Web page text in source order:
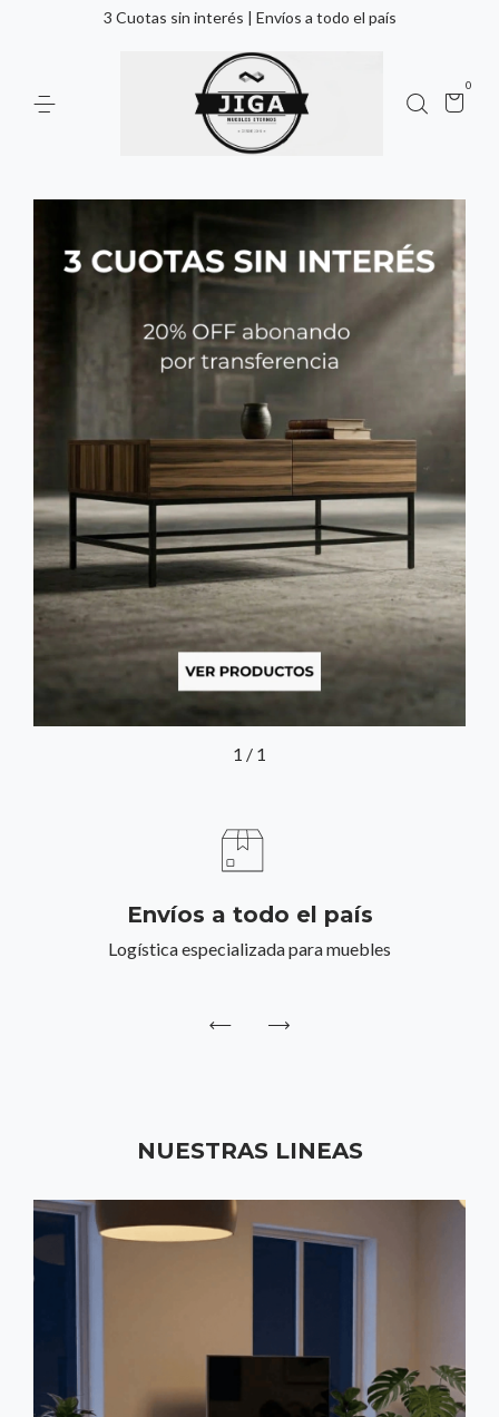
3 Cuotas sin interés | Envíos a todo el país
0
1 / 1
Envíos a todo el país
Logística especializada para muebles
NUESTRAS LINEAS